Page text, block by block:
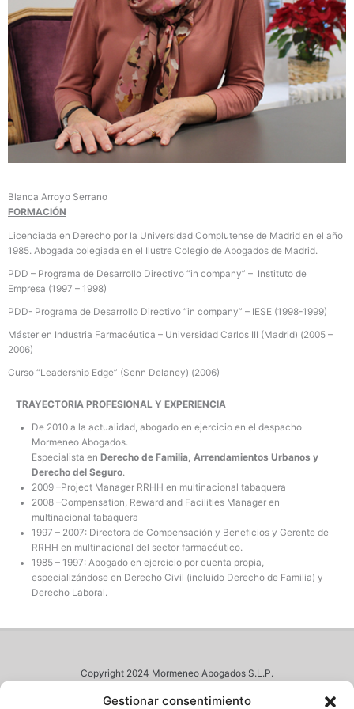
Gestionar consentimiento
Blanca Arroyo Serrano
FORMACIÓN
Licenciada en Derecho por la Universidad Complutense de Madrid en el año
1985. Abogada colegiada en el Ilustre Colegio de Abogados de Madrid.
PDD – Programa de Desarrollo Directivo “in company” – Instituto de
Empresa (1997 – 1998)
PDD- Programa de Desarrollo Directivo “in company” – IESE (1998-1999)
Máster en Industria Farmacéutica – Universidad Carlos III (Madrid) (2005 –
2006)
Curso “Leadership Edge” (Senn Delaney) (2006)
TRAYECTORIA PROFESIONAL Y EXPERIENCIA
De 2010 a la actualidad, abogado en ejercicio en el despacho
Mormeneo Abogados.
Especialista en Derecho de Familia, Arrendamientos Urbanos y
Derecho del Seguro.
2009 –Project Manager RRHH en multinacional tabaquera
2008 –Compensation, Reward and Facilities Manager en
multinacional tabaquera
1997 – 2007: Directora de Compensación y Beneficios y Gerente de
RRHH en multinacional del sector farmacéutico.
1985 – 1997: Abogado en ejercicio por cuenta propia,
especializándose en Derecho Civil (incluido Derecho de Familia) y
Derecho Laboral.
Copyright 2024 Mormeneo Abogados S.L.P.